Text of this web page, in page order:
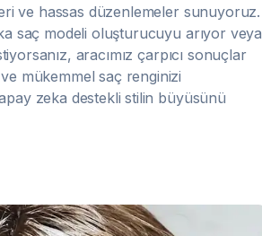
ve hassas düzenlemeler sunuyoruz.
saç modeli oluşturucuyu arıyor veya
aracımız çarpıcı sonuçlar
mükemmel saç renginizi
zeka destekli stilin büyüsünü